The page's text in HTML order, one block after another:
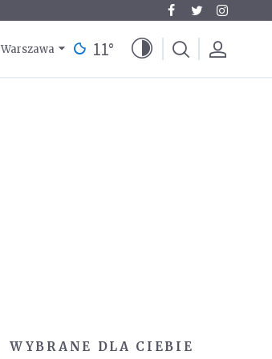
Warszawa 11°
WYBRANE DLA CIEBIE